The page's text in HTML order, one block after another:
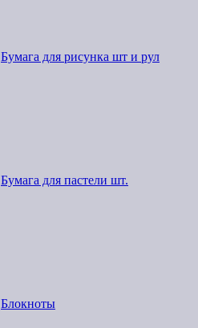
Бумага для рисунка шт и рул
Бумага для пастели шт.
Блокноты